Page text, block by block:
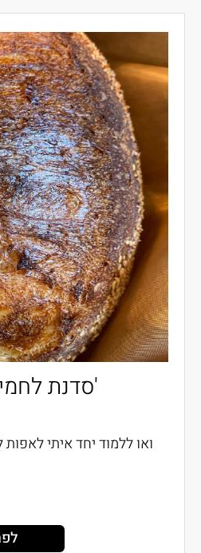
סדנת לחמי מחמצת + בראנצ'
ואו ללמוד יחד איתי